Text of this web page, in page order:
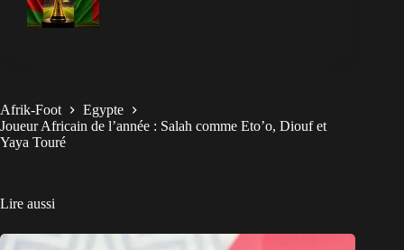
Afrik-Foot
Egypte
Joueur Africain de l’année : Salah comme Eto’o, Diouf et
Yaya Touré
Lire aussi